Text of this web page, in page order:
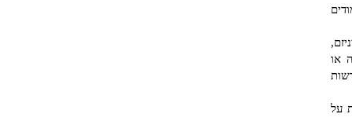
או
על